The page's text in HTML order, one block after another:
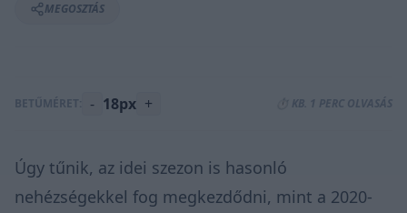
MEGOSZTÁS
BETŰMÉRET: - 18px + ⏱️ KB. 1 PERC OLVASÁS
Úgy tűnik, az idei szezon is hasonló
nehézségekkel fog megkezdődni, mint a 2020-